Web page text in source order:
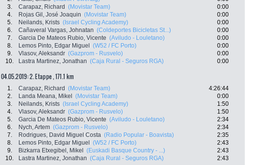
3.
Carapaz, Richard (Movistar Team)
0:00
4.
Rojas Gil, José Joaquin (Movistar Team)
0:00
5.
Neilands, Krists (Israel Cycling Academy)
0:00
6.
Cañaveral Vargas, Johnatan (Coldeportes Bicicletas St...)
0:00
7.
Garcia De Mateos Rubio, Vicente (Aviludo - Louletano)
0:00
8.
Lemos Pinto, Edgar Miguel (W52 / FC Porto)
0:00
9.
Vlasov, Aleksandr (Gazprom - Rusvelo)
0:00
10.
Lastra Martinez, Jonathan (Caja Rural - Seguros RGA) 0:00
04.05.2019: 2. Etappe , 171.1 km
1. Carapaz, Richard (Movistar Team)
4:26:44
2.
Landa Meana, Mikel (Movistar Team)
0:00
3.
Neilands, Krists (Israel Cycling Academy)
1:50
4.
Vlasov, Aleksandr (Gazprom - Rusvelo)
1:50
5.
Garcia De Mateos Rubio, Vicente (Aviludo - Louletano)
2:34
6.
Nych, Artem (Gazprom - Rusvelo)
2:34
7.
Rodrigues, David Miguel Costa (Radio Popular - Boavista)
2:35
8.
Lemos Pinto, Edgar Miguel (W52 / FC Porto)
2:43
9.
Bizkarra Etxegibel, Mikel (Euskadi Basque Country - ...)
2:43
10.
Lastra Martinez, Jonathan (Caja Rural - Seguros RGA)
2:43
Facebook
Twitter
Newsletter: